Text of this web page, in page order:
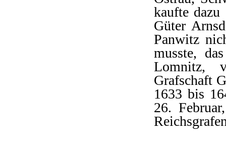
kaufte
Güter
Panwitz
musste,
Lomnitz,
Grafschaft
1633 bis
26.